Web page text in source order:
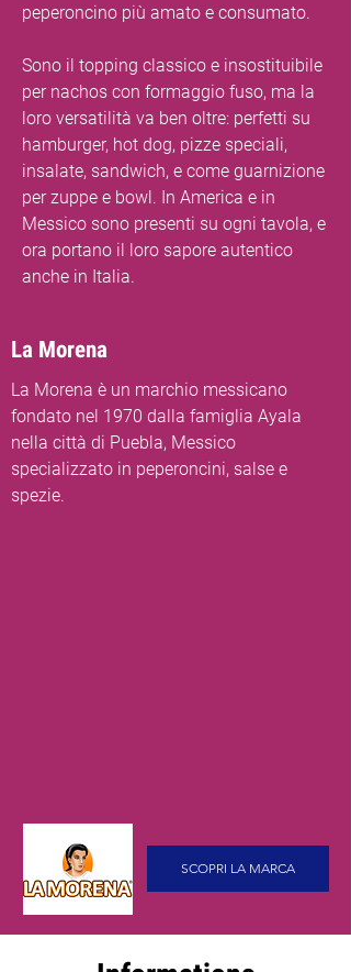
peperoncino più amato e consumato.
Sono il topping classico e insostituibile
per nachos con formaggio fuso, ma la
loro versatilità va ben oltre: perfetti su
hamburger, hot dog, pizze speciali,
insalate, sandwich, e come guarnizione
per zuppe e bowl. In America e in
Messico sono presenti su ogni tavola, e
ora portano il loro sapore autentico
anche in Italia.
La Morena
La Morena è un marchio messicano
fondato nel 1970 dalla famiglia Ayala
nella città di Puebla, Messico
specializzato in peperoncini, salse e
spezie.
SCOPRI LA MARCA